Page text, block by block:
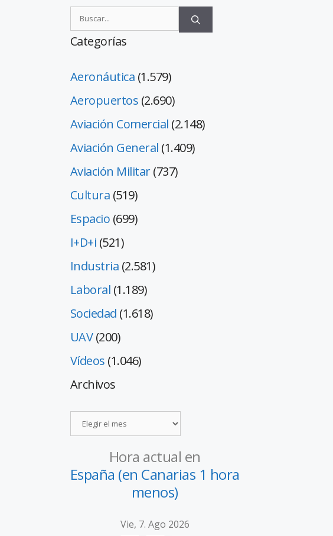
Categorías
Aeronáutica (1.579)
Aeropuertos (2.690)
Aviación Comercial (2.148)
Aviación General (1.409)
Aviación Militar(737)
Cultura (519)
Espacio (699)
I+D+i (521)
Industria (2.581)
Laboral (1.189)
Sociedad (1.618)
UAV(200)
Vídeos (1.046)
Archivos
Hora actual en
España (en Canarias 1 hora
menos)